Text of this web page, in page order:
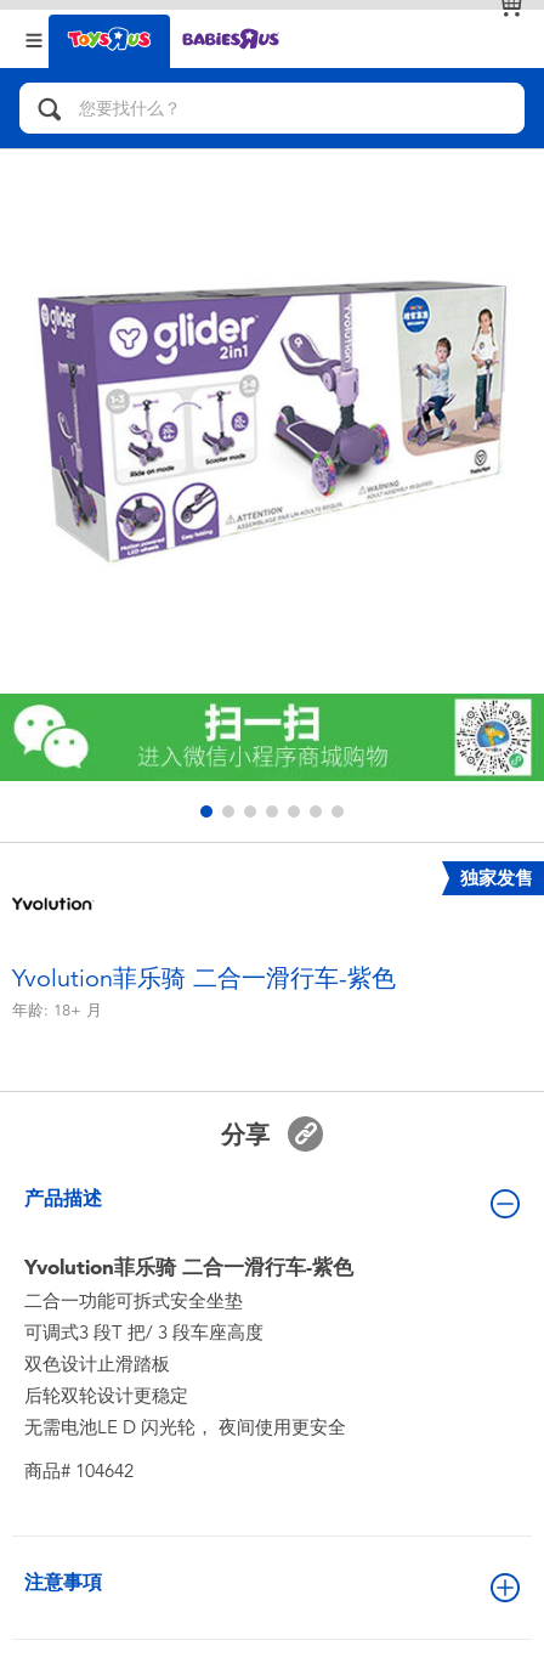
返回
分类目录
人气英雄，角色扮演，射击玩具
玩具车，货车，火车及遥控系列
手工艺，文具，蜡笔，泥胶，画板
娃娃，芭比，收藏公仔
电子玩具
益智学习玩具
户外及运动产品
模仿，化妆及造型系列
毛绒公仔玩具
玩具促销
玩具清货
返回
品牌
查看全部
独家发售
Yvolution菲乐骑 二合一滑行车-紫色
年龄: 18+ 月
分享
产品描述
Yvolution菲乐骑 二合一滑行车-紫色
二合一功能可拆式安全坐垫
可调式3 段T 把/ 3 段车座高度
双色设计止滑踏板
后轮双轮设计更稳定
无需电池LE D 闪光轮， 夜间使用更安全
商品# 104642
注意事項